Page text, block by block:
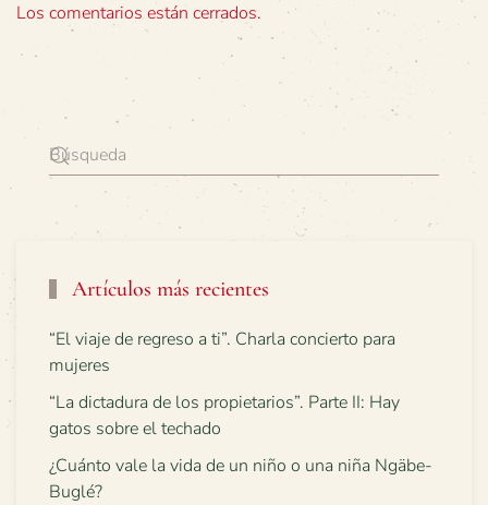
Los comentarios están cerrados.
Artículos más recientes
“El viaje de regreso a ti”. Charla concierto para
mujeres
“La dictadura de los propietarios”. Parte II: Hay
gatos sobre el techado
¿Cuánto vale la vida de un niño o una niña Ngäbe-
Buglé?